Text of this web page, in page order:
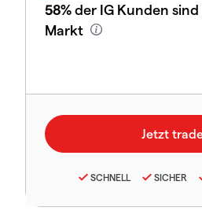
58%der IG Kunden sind
Markt
SCHNELL SICHER